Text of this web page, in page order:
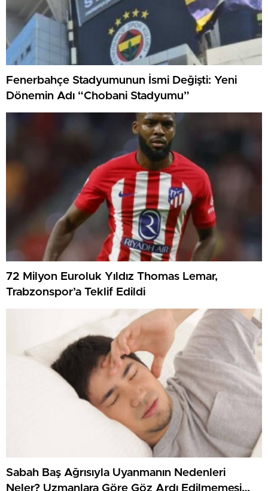
Fenerbahçe Stadyumunun İsmi Değişti: Yeni
Dönemin Adı “Chobani Stadyumu”
72 Milyon Euroluk Yıldız Thomas Lemar,
Trabzonspor’a Teklif Edildi
Sabah Baş Ağrısıyla Uyanmanın Nedenleri
Neler? Uzmanlara Göre Göz Ardı Edilmemesi